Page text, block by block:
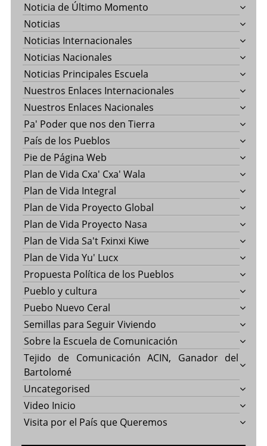
Noticia de Último Momento
Noticias
Noticias Internacionales
Noticias Nacionales
Noticias Principales Escuela
Nuestros Enlaces Internacionales
Nuestros Enlaces Nacionales
Pa' Poder que nos den Tierra
País de los Pueblos
Pie de Página Web
Plan de Vida Cxa' Cxa' Wala
Plan de Vida Integral
Plan de Vida Proyecto Global
Plan de Vida Proyecto Nasa
Plan de Vida Sa't Fxinxi Kiwe
Plan de Vida Yu' Lucx
Propuesta Política de los Pueblos
Pueblo y cultura
Puebo Nuevo Ceral
Semillas para Seguir Viviendo
Sobre la Escuela de Comunicación
Tejido de Comunicación ACIN, Ganador del
Bartolomé
Uncategorised
Video Inicio
Visita por el País que Queremos